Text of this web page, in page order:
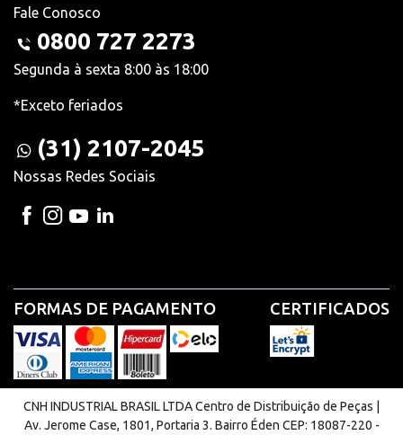
Fale Conosco
0800 727 2273
Segunda à sexta 8:00 às 18:00
*Exceto feriados
(31) 2107-2045
Nossas Redes Sociais
FORMAS DE PAGAMENTO CERTIFICADOS
CNH INDUSTRIAL BRASIL LTDA Centro de Distribuição de Peças |
Av. Jerome Case, 1801, Portaria 3. Bairro Éden CEP: 18087-220 -